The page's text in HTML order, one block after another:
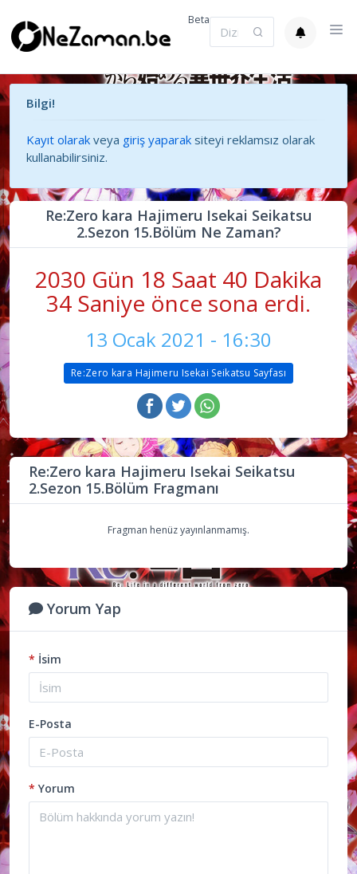
Beta
Bilgi!
Kayıt olarak veya giriş yaparak siteyi reklamsız olarak
kullanabilirsiniz.
Re:Zero kara Hajimeru Isekai Seikatsu
2.Sezon 15.Bölüm Ne Zaman?
2030 Gün 18 Saat 40 Dakika
34 Saniye önce sona erdi.
13 Ocak 2021 - 16:30
Re:Zero kara Hajimeru Isekai Seikatsu Sayfası
Re:Zero kara Hajimeru Isekai Seikatsu
2.Sezon 15.Bölüm Fragmanı
Fragman henüz yayınlanmamış.
Yorum Yap
* İsim
E-Posta
* Yorum